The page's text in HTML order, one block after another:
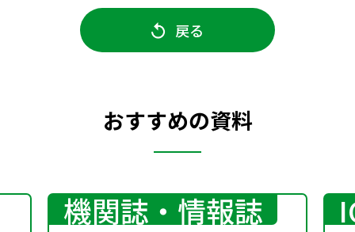
戻る
おすすめの資料
機関誌・情報誌